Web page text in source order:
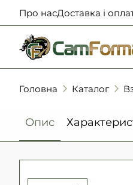
Про насДоставка і
Головна Каталог
Опис